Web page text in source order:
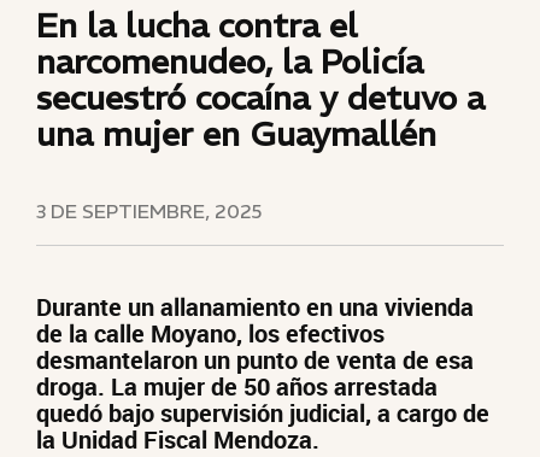
En la lucha contra el
narcomenudeo, la Policía
secuestró cocaína y detuvo a
una mujer en Guaymallén
3 DE SEPTIEMBRE, 2025
Durante un allanamiento en una vivienda
de la calle Moyano, los efectivos
desmantelaron un punto de venta de esa
droga. La mujer de 50 años arrestada
quedó bajo supervisión judicial, a cargo de
la Unidad Fiscal Mendoza.